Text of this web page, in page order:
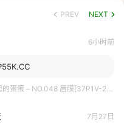
PREV NEXT
6小时前
的蛋蛋 – NO.048 唇膜[37P1V-216MB]
7月27日